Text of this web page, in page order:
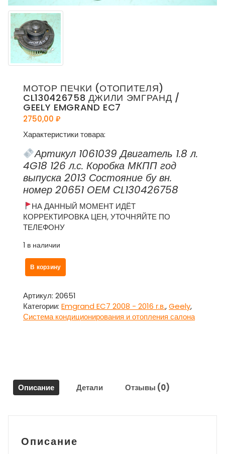
МОТОР ПЕЧКИ (ОТОПИТЕЛЯ)
CL130426758 ДЖИЛИ ЭМГРАНД /
GEELY EMGRAND EC7
2750,00 ₽
Характеристики товара:
Артикул 1061039 Двигатель 1.8 л.
4G18 126 л.с. Коробка МКПП год
выпуска 2013 Состояние бу вн.
номер 20651 ОЕМ CL130426758
НА ДАННЫЙ МОМЕНТ ИДЁТ
КОРРЕКТИРОВКА ЦЕН, УТОЧНЯЙТЕ ПО
ТЕЛЕФОНУ
1 в наличии
Количество
товара
печки
(отопителя)
CL130426758
EC7
В корзину
Артикул: 20651
Категории: Emgrand EC7 2008 - 2016 г.в.,Geely,
Система кондиционирования и отопления салона
Описание Детали Отзывы (0)
Описание